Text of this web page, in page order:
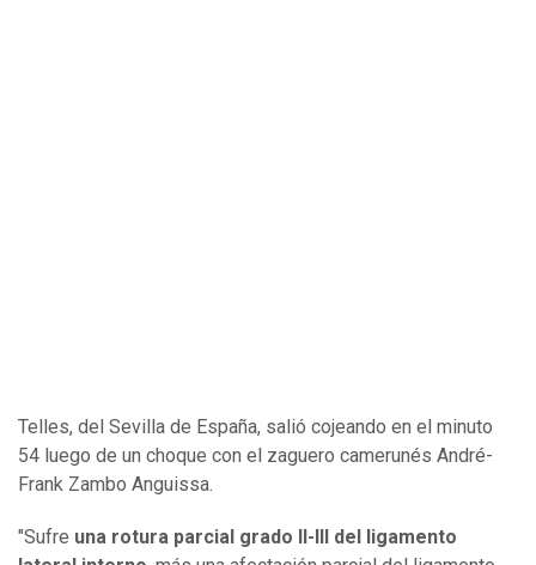
Telles, del Sevilla de España, salió cojeando en el minuto
54 luego de un choque con el zaguero camerunés André-
Frank Zambo Anguissa.
"Sufre una rotura parcial grado II-III del ligamento